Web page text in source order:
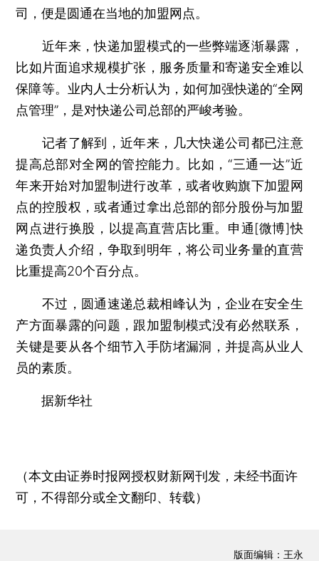
司，便是圆通在当地的加盟网点。
近年来，快递加盟模式的一些弊端逐渐暴露，
比如片面追求规模扩张，服务质量和寄递安全难以
保障等。业内人士分析认为，如何加强快递的“全网
点管理”，是对快递公司总部的严峻考验。
记者了解到，近年来，几大快递公司都已注意
提高总部对全网的管控能力。比如，“三通一达”近
年来开始对加盟制进行改革，或者收购旗下加盟网
点的控股权，或者通过拿出总部的部分股份与加盟
网点进行换股，以提高直营店比重。申通[微博]快
递负责人介绍，争取到明年，将公司业务量的直营
比重提高20个百分点。
不过，圆通速递总裁相峰认为，企业在安全生
产方面暴露的问题，跟加盟制模式没有必然联系，
关键是要从各个细节入手防堵漏洞，并提高从业人
员的素质。
据新华社
（本文由证券时报网授权财新网刊发，未经书面许
可，不得部分或全文翻印、转载）
版面编辑：王永